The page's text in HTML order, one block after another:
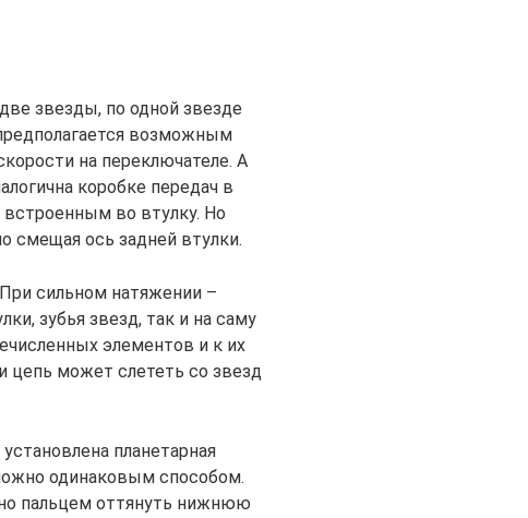
звезды, по одной звезде
возможным
на переключателе. А
коробке передач в
во втулку. Но
смещая ось задней втулки.
сильном натяжении –
зубья звезд, так и на саму
элементов и к их
цепь может слететь со звезд
планетарная
одинаковым способом.
пальцем оттянуть нижнюю